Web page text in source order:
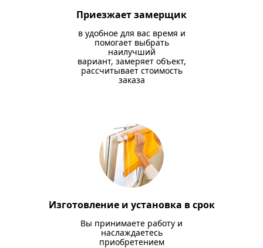
Приезжает замерщик
в удобное для вас время и
помогает выбрать
наилучший
вариант, замеряет объект,
рассчитывает стоимость
заказа
Изготовление и установка в срок
Вы принимаете работу и
наслаждаетесь
приобретением